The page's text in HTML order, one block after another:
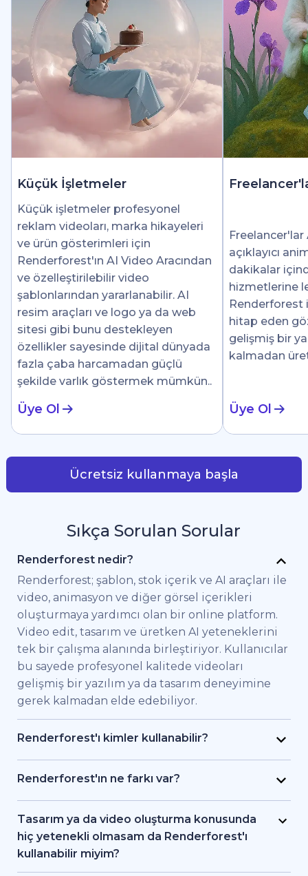
Küçük İşletmeler
Küçük işletmeler profesyonel
reklam videoları, marka hikayeleri
ve ürün gösterimleri için
Renderforest'ın AI Video Aracından
ve özelleştirilebilir video
şablonlarından yararlanabilir. AI
resim araçları ve logo ya da web
sitesi gibi bunu destekleyen
özellikler sayesinde dijital dünyada
fazla çaba harcamadan güçlü
şekilde varlık göstermek mümkün..
Üye Ol
açıklayıcı
dakikalar
hizmetlerine
Renderforest
hitap eden
gelişmiş bir
kalmadan
Üye Ol
Ücretsiz kullanmaya başla
Sıkça Sorulan Sorular
Renderforest nedir?
Renderforest; şablon, stok içerik ve AI araçları ile
video, animasyon ve diğer görsel içerikleri
oluşturmaya yardımcı olan bir online platform.
Video edit, tasarım ve üretken AI yeteneklerini
tek bir çalışma alanında birleştiriyor. Kullanıcılar
bu sayede profesyonel kalitede videoları
gelişmiş bir yazılım ya da tasarım deneyimine
gerek kalmadan elde edebiliyor.
Renderforest'ı kimler kullanabilir?
Renderforest kaliteli videoları hızlıca elde etmek
isteyen bireysel kullanıcılar ve ekipler için
çalışan freelancer'lar ve içerik üreticileri
Renderforest sayesinde bir prodüksiyon ekibi
tutmadan markalı videolar, eğitici içerikler ya da
Renderforest'ın ne farkı var?
Renderforest çeşitli AI ve video üretim
modellerini aynı platformda bir araya getiriyor.
Kullanıcılar bu sayede yazıdan, stok
görüntülerden ya da AI araçlarıyla video ve
Tasarım ya da video oluşturma konusunda
hiç yetenekli olmasam da Renderforest'ı
kullanabilir miyim?
Evet. Renderforest 1.200'den fazla şablon, AI